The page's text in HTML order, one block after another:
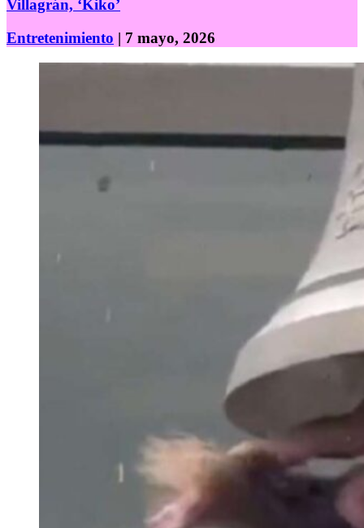
Villagrán, ‘Kiko’
Entretenimiento | 7 mayo, 2026